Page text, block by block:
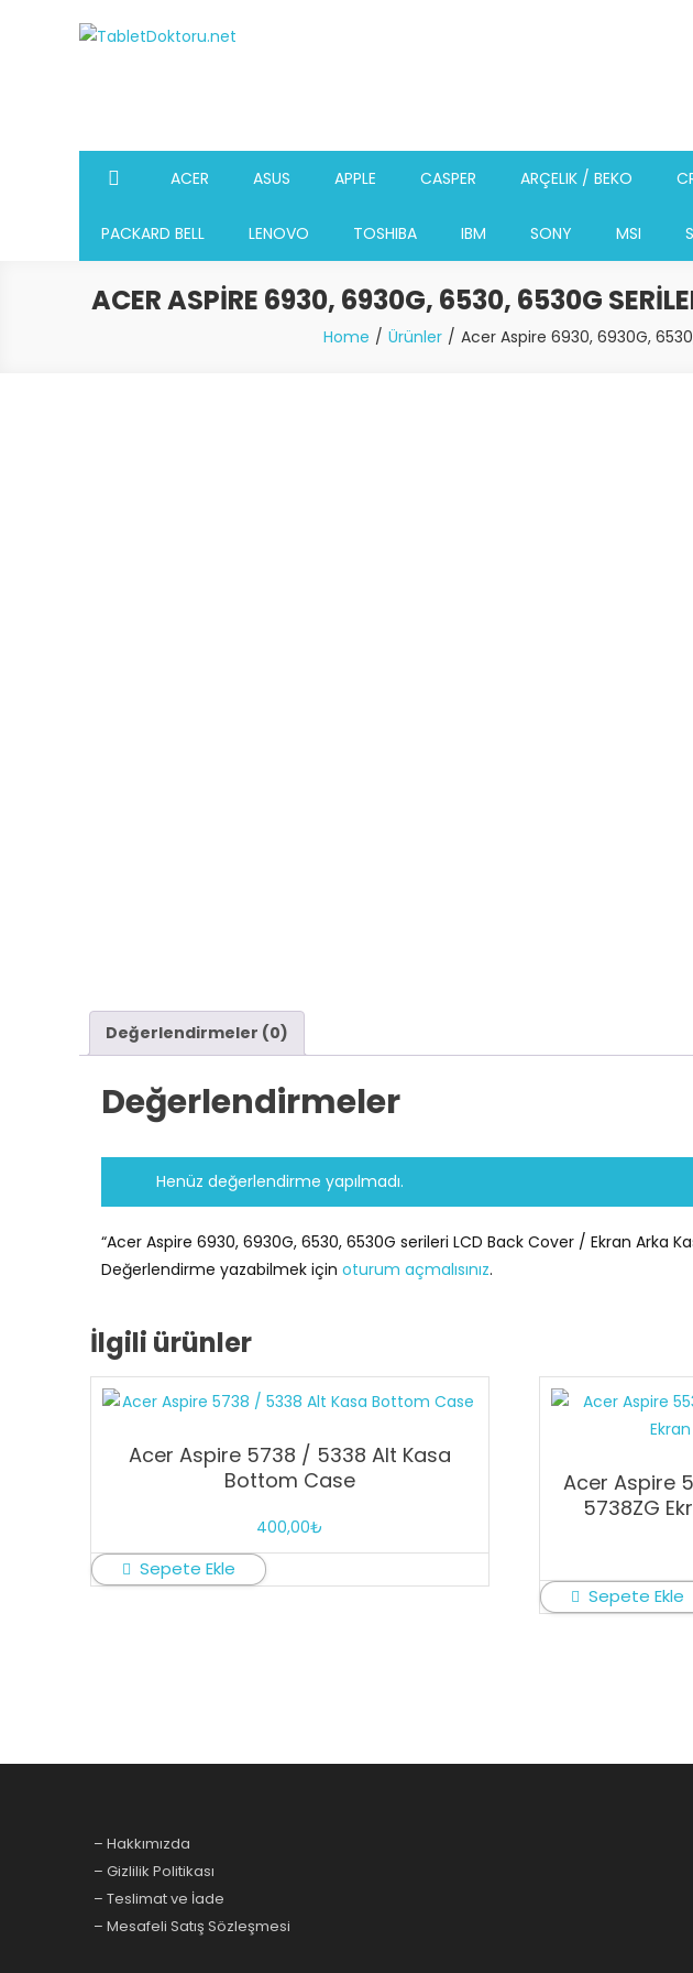
ACER ASUS APPLE CASPER ARÇELIK / BEKO
PACKARD BELL LENOVO TOSHIBA IBM SONY MSI
ACER ASPIRE 6930, 6930G, 6530, 6530G
Home Ürünler Acer Aspire 6930, 6930G,
Değerlendirmeler (0)
Değerlendirmeler
Henüz değerlendirme yapılmadı.
“Acer Aspire 6930, 6930G, 6530, 6530G serileri LCD Back Cover / Ekran Arka
Değerlendirme yazabilmek için oturum açmalısınız.
İlgili ürünler
Acer Aspire 5738 / 5338 Alt Kasa
Bottom Case
400,00₺
Sepete Ekle
Acer Aspire
5738ZG
Sepete Ekle
– Hakkımızda
– Gizlilik Politikası
– Teslimat ve İade
– Mesafeli Satış Sözleşmesi